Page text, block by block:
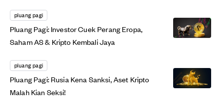
pluang pagi
Pluang Pagi: Investor Cuek Perang Eropa,
Saham AS & Kripto Kembali Jaya
pluang pagi
Pluang Pagi: Rusia Kena Sanksi, Aset Kripto
Malah Kian Seksi!